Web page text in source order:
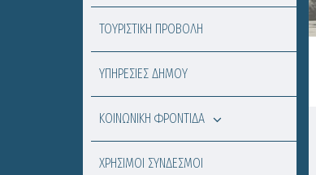
ΤΟΥΡΙΣΤΙΚΗ ΠΡΟΒΟΛΗ
ΥΠΗΡΕΣΙΕΣ ΔΗΜΟΥ
ΚΟΙΝΩΝΙΚΗ ΦΡΟΝΤΙΔΑ
ΧΡΗΣΙΜΟΙ ΣΥΝΔΕΣΜΟΙ